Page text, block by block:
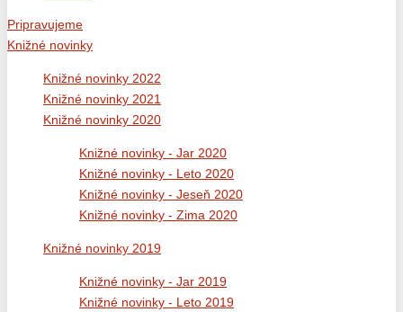
Pripravujeme
Knižné novinky
Knižné novinky 2022
Knižné novinky 2021
Knižné novinky 2020
Knižné novinky - Jar 2020
Knižné novinky - Leto 2020
Knižné novinky - Jeseň 2020
Knižné novinky - Zima 2020
Knižné novinky 2019
Knižné novinky - Jar 2019
Knižné novinky - Leto 2019